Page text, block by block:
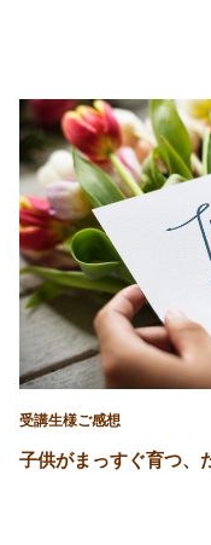
受講生様ご感想
子供がまっすぐ育つ、